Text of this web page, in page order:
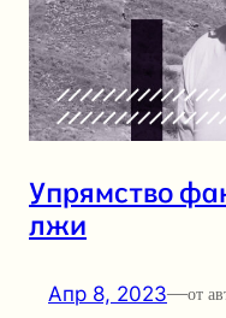
Упрямство
лжи
Апр 8, 2023—от